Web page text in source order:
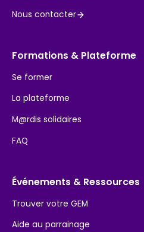
Nous contacter
Formations & Plateforme
Se former
La plateforme
M@rdis solidaires
FAQ
Événements & Ressources
Trouver votre GEM
Aide au parrainage